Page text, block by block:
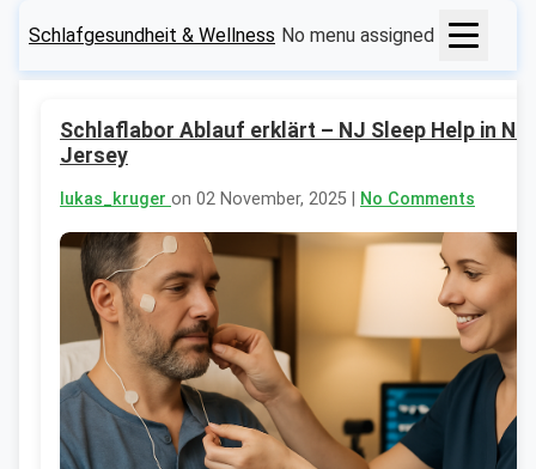
Schlafgesundheit & Wellness No menu assigned
Schlaflabor Ablauf erklärt – NJ Sleep Help in
Jersey
lukas_kruger on 02 November, 2025 | No Comments